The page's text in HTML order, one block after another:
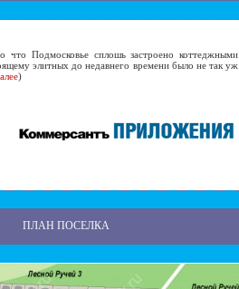
Подмосковье сплошь застроено коттеджными
элитных до недавнего времени было не так уж
)
ПЛАН ПОСЕЛКА